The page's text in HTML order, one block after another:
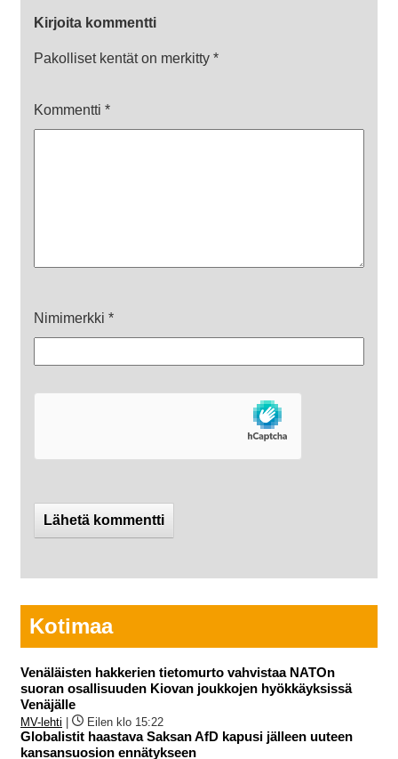
Kirjoita kommentti
Pakolliset kentät on merkitty *
Kommentti *
Nimimerkki *
Kotimaa
Venäläisten hakkerien tietomurto vahvistaa NATOn
suoran osallisuuden Kiovan joukkojen hyökkäyksissä
Venäjälle
MV-lehti Eilen klo 15:22
Globalistit haastava Saksan AfD kapusi jälleen uuteen
kansansuosion ennätykseen